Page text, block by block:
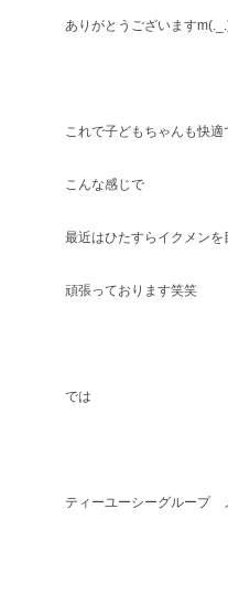
ありがとうございます
これで子どもちゃんも快適
こんな感じで
最近はひたすらイクメンを
頑張っております笑笑
では
ティーユーシーグループ